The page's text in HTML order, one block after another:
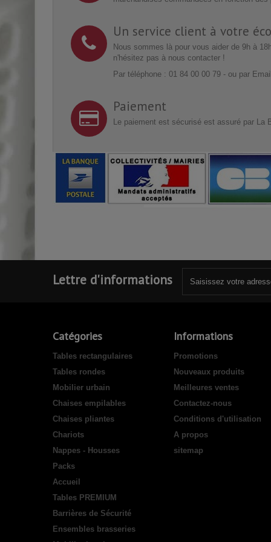
Un service client à votre
Nous sommes là pour vous aider de 9h à
n'hésitez pas à nous contacter !
Par téléphone : 01 84 00 00 79 - ou par
Paiement
Le paiement est sécurisé est assuré par La
Lettre d'informations
Catégories
Tables rectangulaires
Tables rondes
Mobilier urbain
Chaises empilables
Chaises pliantes
Chariots
Nappes - Housses
Packs
Accueil
Tables PREMIUM
Barrières de Sécurité
Ensembles brasseries
Informations
Promotions
Nouveaux produits
Meilleures ventes
Contactez-nous
Conditions d'utilisation
A propos
sitemap